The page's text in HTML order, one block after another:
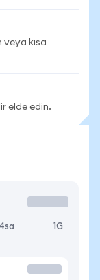
kısa
elde edin.
4sa 1G